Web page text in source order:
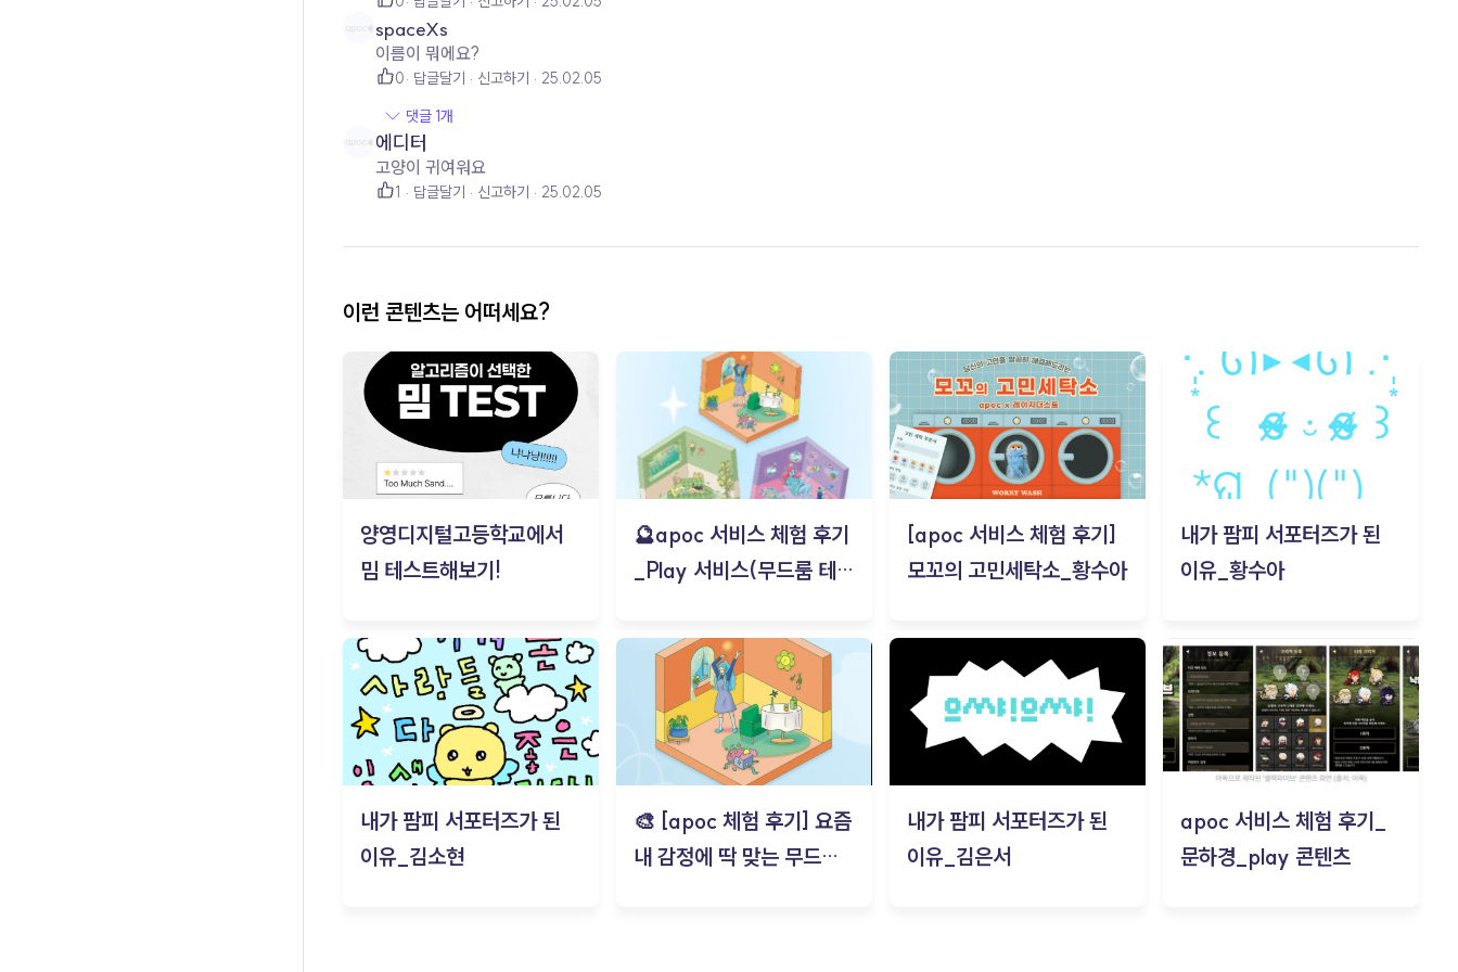
spaceXs
이름이 뭐에요?
0 답글달기 신고하기
25.02.05
댓글 1개
에디터
고양이 귀여워요
1 답글달기 신고하기 25.02.05
이런 콘텐츠는 어떠세요?
양영디지털고등학교에서
밈 테스트해보기!
🔮apoc 서비스 체험 후기
_Play 서비스(무드룸 테스
[apoc 서비스 체험 후기]
모꼬의 고민세탁소_황수아
내가 팜피 서포터즈가 된
이유_황수아
내가 팜피 서포터즈가 된
이유_김소현
🎨 [apoc 체험 후기] 요즘
내 감정에 딱 맞는 무드룸
내가 팜피 서포터즈가 된
이유_김은서
apoc 서비스 체험 후기_
문하경_play 콘텐츠